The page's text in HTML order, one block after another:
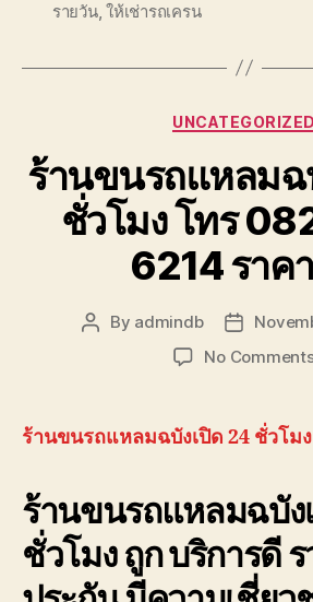
รายวัน,ให้เช่ารถเครน
UNCATEGORIZED
ร้านขนรถแหลมฉ
ชั่วโมง โทร
6214 ราค
Post
By admindb
Post
date
No
ร้านขนรถแหลมฉบังเปิด 24 ชั่วโมง
ร้านขนรถแหลมฉบัง
ชั่วโมง ถูก บริการดี ร